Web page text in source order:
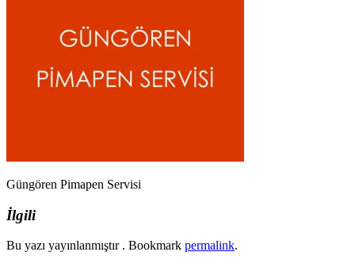
Güngören Pimapen Servisi
İlgili
Bu yazı yayınlanmıştır . Bookmark permalink.